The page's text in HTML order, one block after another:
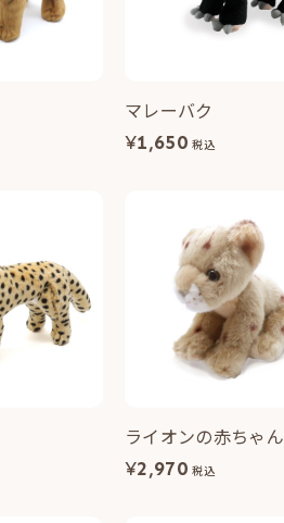
マレーバク
¥1,650 税込
ライオンの赤ちゃん
¥2,970 税込